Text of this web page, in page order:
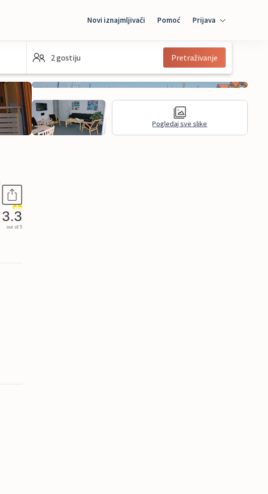
Novi iznajmljivači Pomoć Prijava
Mybooking
2 gostiju Pretraživanje
Pogledaj sve slike
3.3
out of 5